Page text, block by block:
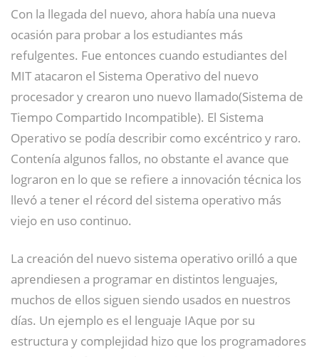
Con la llegada del nuevo, ahora había una nueva
ocasión para probar a los estudiantes más
refulgentes. Fue entonces cuando estudiantes del
MIT atacaron el Sistema Operativo del nuevo
procesador y crearon uno nuevo llamado(Sistema de
Tiempo Compartido Incompatible). El Sistema
Operativo se podía describir como excéntrico y raro.
Contenía algunos fallos, no obstante el avance que
lograron en lo que se refiere a innovación técnica los
llevó a tener el récord del sistema operativo más
viejo en uso continuo.
La creación del nuevo sistema operativo orilló a que
aprendiesen a programar en distintos lenguajes,
muchos de ellos siguen siendo usados en nuestros
días. Un ejemplo es el lenguaje IAque por su
estructura y complejidad hizo que los programadores